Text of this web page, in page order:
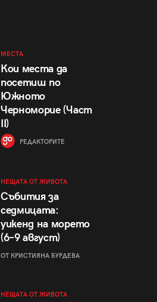
МЕСТА
Кои места да
посетиш по
Южното
Черноморие (Част
II)
РЕДАКТОРИТЕ
НЕЩАТА ОТ ЖИВОТА
Събития за
седмицата:
уикенд на морето
(6–9 август)
ОТ КРИСТИЯНА БУРДЕВА
НЕЩАТА ОТ ЖИВОТА